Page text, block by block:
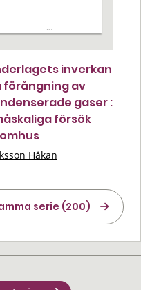
inverkan
förångning av
gaser :
försök
Håkan
serie (200)